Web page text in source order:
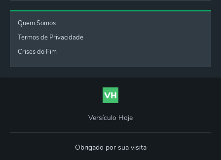
Quem Somos
Termos de Privacidade
Crises do Fim
Versículo Hoje
Obrigado por sua visita